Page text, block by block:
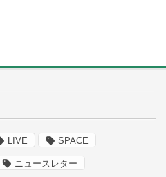
LIVE SPACE
ニュースレター